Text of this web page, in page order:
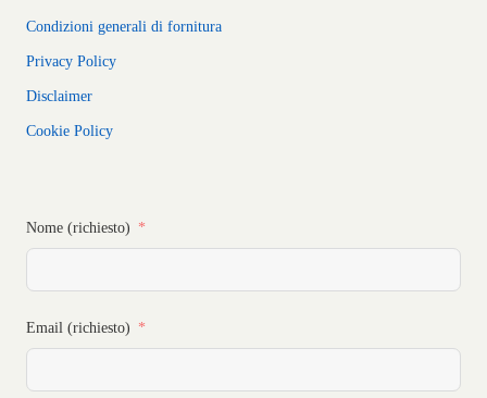
Condizioni generali di fornitura
Privacy Policy
Disclaimer
Cookie Policy
Nome (richiesto)
Email (richiesto)